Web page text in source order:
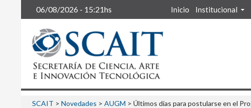
06/08/2026 - 15:21hs
Buscar Inicio Institucional
SCAIT > Novedades > AUGM > Últimos días para postularse en el